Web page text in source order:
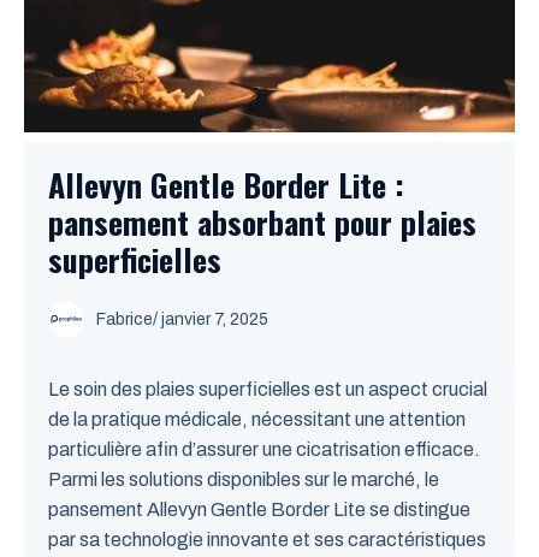
Allevyn Gentle Border Lite :
pansement absorbant pour plaies
superficielles
Fabrice/ janvier 7, 2025
Le soin des plaies superficielles est un aspect crucial
de la pratique médicale, nécessitant une attention
particulière afin d’assurer une cicatrisation efficace.
Parmi les solutions disponibles sur le marché, le
pansement Allevyn Gentle Border Lite se distingue
par sa technologie innovante et ses caractéristiques